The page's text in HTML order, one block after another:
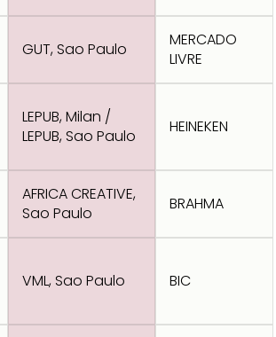
for Music
Entertainment
Film
Film Craft
Outdoor
Pharma
PR
Entertainment
for Gaming
Entertainment
for Music
Entertainment
for Sport
Media
Outdoor
Titanium
GUT, Sao Paulo
MERCADO
LIVRE
LEPUB, Milan /
LEPUB, Sao Paulo
HEINEKEN
AFRICA CREATIVE,
Sao Paulo
BRAHMA
VML, Sao Paulo BIC